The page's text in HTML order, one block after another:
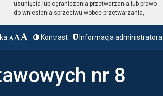
usunięcia lub ograniczenia przetwarzania lub prawo
do wniesienia sprzeciwu wobec przetwarzania,
Kontrast Informacja administratora
nr 8